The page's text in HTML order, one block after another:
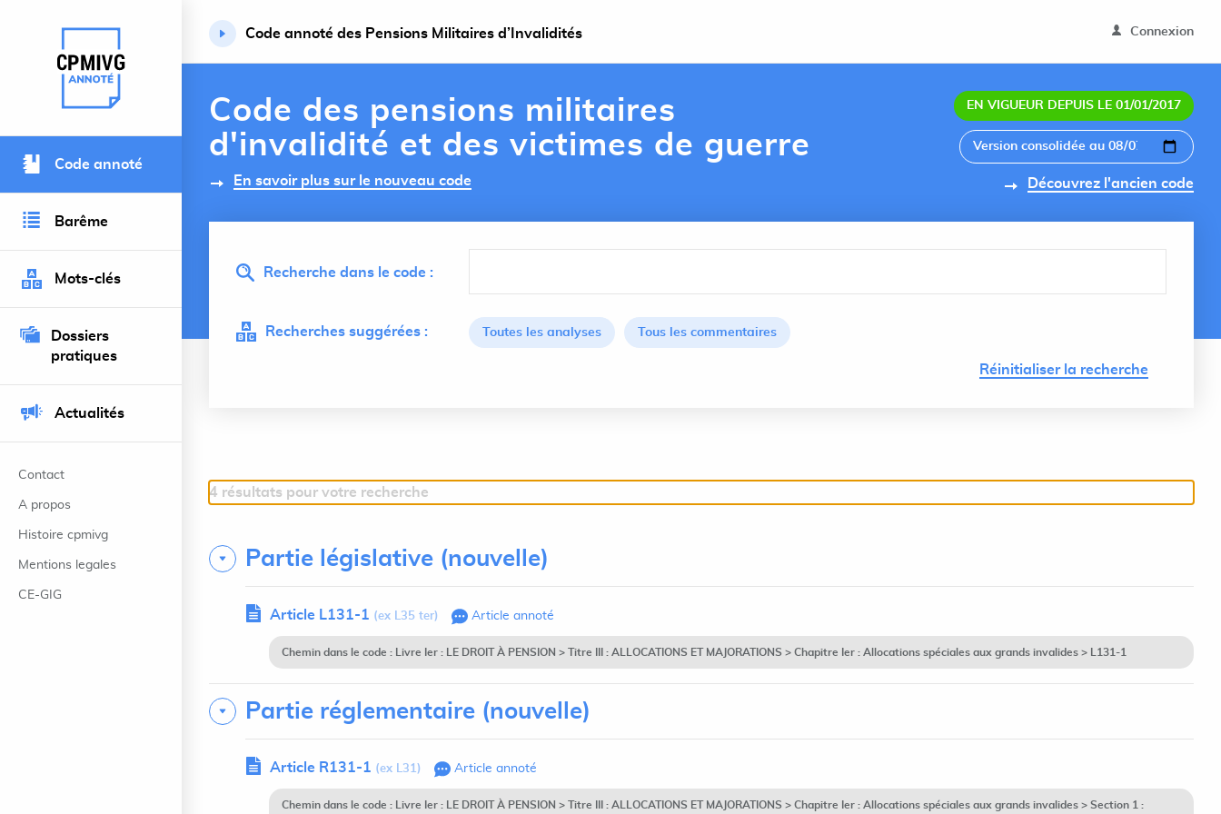
Retour à l’accueil du site
Code annoté
Barême
Mots-clés
Dossiers
pratiques
Actualités
Contact
A propos
Histoire cpmivg
Mentions legales
CE-GIG
Code annoté des Pensions Militaires d’Invalidités Connexion
Code des pensions militaires
d'invalidité et des victimes de guerre
En savoir plus sur le nouveau code
EN VIGUEUR DEPUIS LE 01/01/2017
Découvrez l'ancien code
Recherche dans le code :
Recherches suggérées : Toutes les analyses Tous les commentaires
Réinitialiser la recherche
4 résultats pour votre recherche
Partie législative (nouvelle)
Article L131-1 (ex L35 ter) Article annoté
Chemin dans le code : Livre Ier : LE DROIT À PENSION > Titre III : ALLOCATIONS ET MAJORATIONS > Chapitre Ier : Allocations spéciales aux grands invalides > L131-1
Partie réglementaire (nouvelle)
Article R131-1 (ex L31) Article annoté
Chemin dans le code : Livre Ier : LE DROIT À PENSION > Titre III : ALLOCATIONS ET MAJORATIONS > Chapitre Ier : Allocations spéciales aux grands invalides > Section 1 :